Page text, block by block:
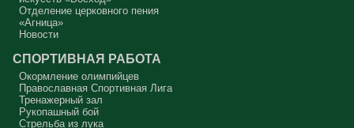
Отделение церковного пения
«Агница»
Новости
СПОРТИВНАЯ РАБОТА
Окормление олимпийцев
Православная Спортивная Лига
Тренажерный зал
Рукопашный бой
Стрельба из лука